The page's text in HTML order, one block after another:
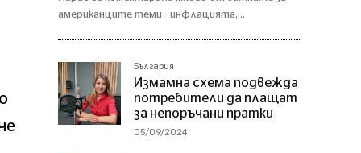
американците теми - инфлацията,...
България
Измамна схема подвежда
потребители да плащат
за непоръчани пратки
05/09/2024